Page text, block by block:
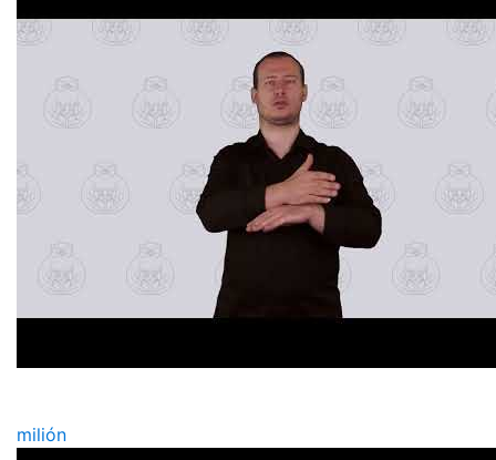
milión